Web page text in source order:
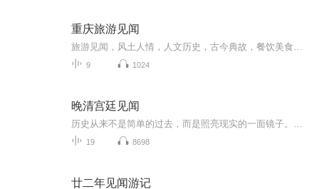
重庆旅游见闻
9 1024
晚清宫廷见闻
19 8698
廿二年见闻游记